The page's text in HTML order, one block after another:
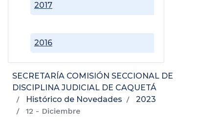
2016
2017
SECRETARÍA COMISIÓN SECCIONAL DE
DISCIPLINA JUDICIAL DE CAQUETÁ
Histórico de Novedades
2023
12 - Diciembre